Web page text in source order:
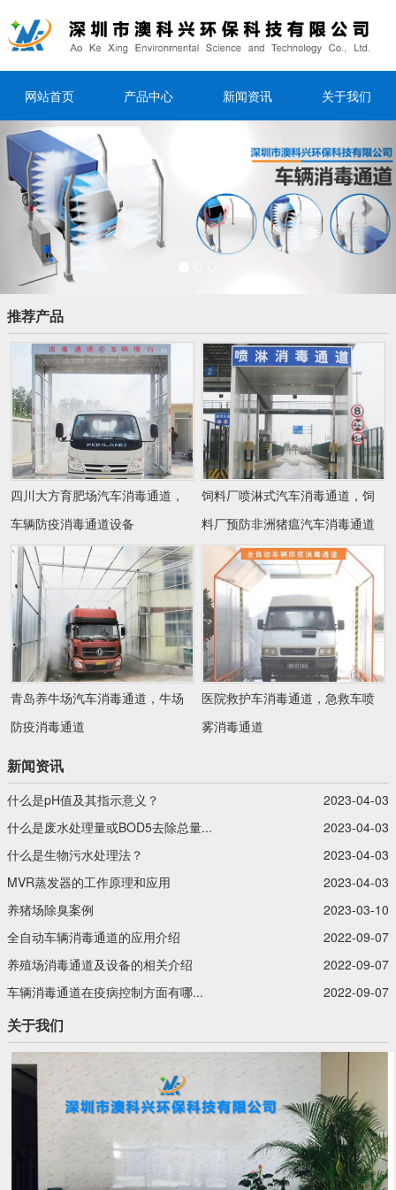
网站首页 产品中心 新闻资讯 关于我们
Previous
推荐产品
四川大方育肥场汽车消毒通道，
车辆防疫消毒通道设备
饲料厂喷淋式汽车消毒通道，饲
料厂预防非洲猪瘟汽车消毒通道
青岛养牛场汽车消毒通道，牛场
防疫消毒通道
医院救护车消毒通道，急救车喷
雾消毒通道
新闻资讯
什么是pH值及其指示意义？‍
2023-04-03
什么是废水处理量或BOD5去除总量...
2023-04-03
什么是生物污水处理法？‍
2023-04-03
MVR蒸发器的工作原理和应用
2023-04-03
养猪场除臭案例
2023-03-10
全自动车辆消毒通道的应用介绍
2022-09-07
养殖场消毒通道及设备的相关介绍
2022-09-07
车辆消毒通道在疫病控制方面有哪...
2022-09-07
关于我们